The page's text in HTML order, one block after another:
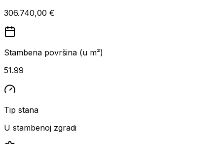
306.740,00 €
Stambena površina (u m²)
51.99
Tip stana
U stambenoj zgradi